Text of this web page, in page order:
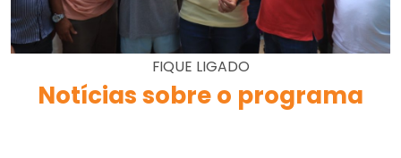
FIQUE LIGADO
Notícias sobre o programa